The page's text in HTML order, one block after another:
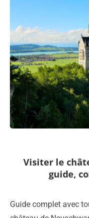
Visiter le
guide,
Guide complet avec